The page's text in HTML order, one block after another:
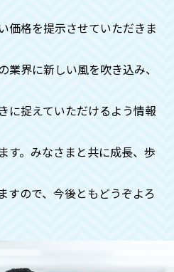
のでご安心くださいま
てほしいのです
基本即日対応いたして
も遅くてもご希望でし
いただきます（深夜料
せん）
価格を提示させていただきま
界に新しい風を吹き込み、
に捉えていただけるよう情報
す。みなさまと共に成⻑、歩
すので、今後ともどうぞよろ